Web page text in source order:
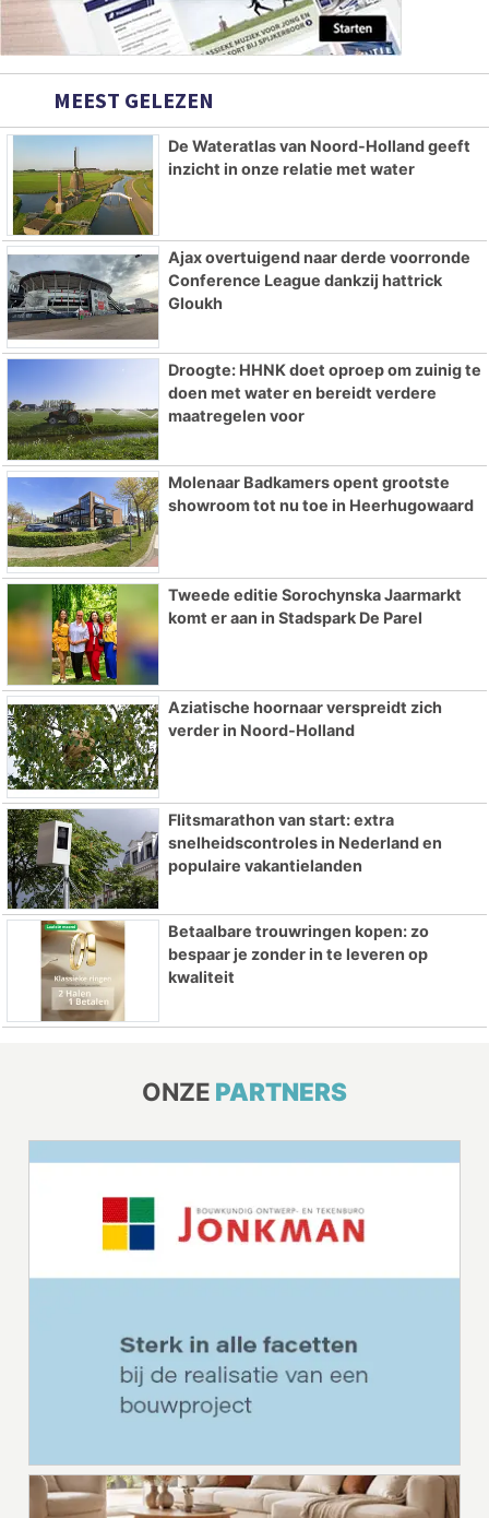
MEEST GELEZEN
De Wateratlas van Noord-Holland geeft
inzicht in onze relatie met water
Ajax overtuigend naar derde voorronde
Conference League dankzij hattrick
Gloukh
Droogte: HHNK doet oproep om zuinig te
doen met water en bereidt verdere
maatregelen voor
Molenaar Badkamers opent grootste
showroom tot nu toe in Heerhugowaard
Tweede editie Sorochynska Jaarmarkt
komt er aan in Stadspark De Parel
Aziatische hoornaar verspreidt zich
verder in Noord-Holland
Flitsmarathon van start: extra
snelheidscontroles in Nederland en
populaire vakantielanden
Betaalbare trouwringen kopen: zo
bespaar je zonder in te leveren op
kwaliteit
ONZE PARTNERS